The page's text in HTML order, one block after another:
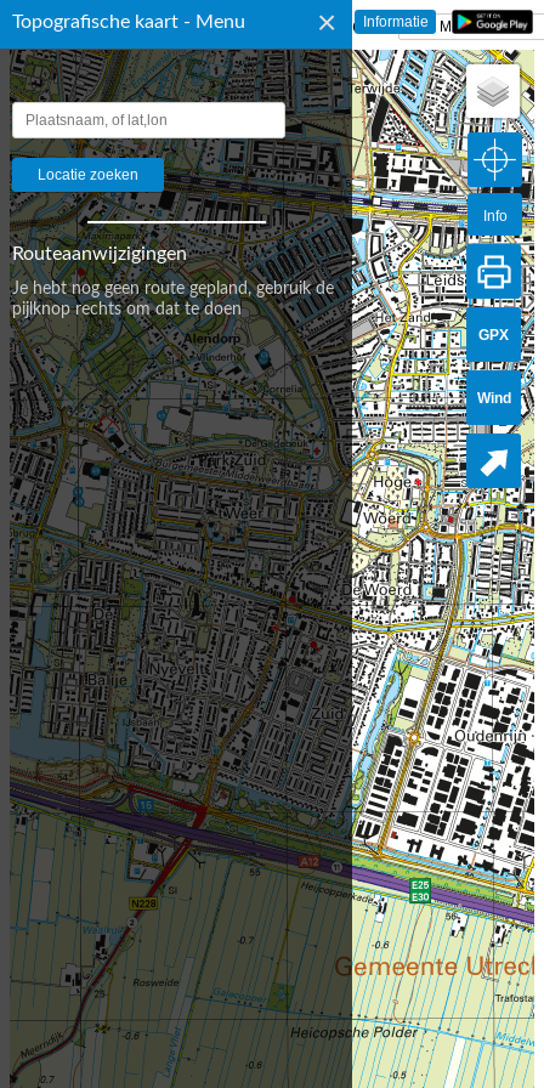
Topografische kaart - Menu ×
Routeaanwijzigingen
Je hebt nog geen route gepland, gebruik de
pijlknop rechts om dat te doen
☰ Topografische Kaart Nederland
GPX
Wind
Info